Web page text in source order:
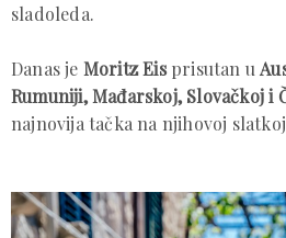
sladoleda.
Danas je Moritz Eisprisutan u
Rumuniji, Mađarskoj, Slovačkoj i
najnovija tačka na njihovoj